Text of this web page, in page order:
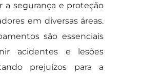
a segurança e proteção
em diversas áreas.
são essenciais
acidentes e lesões
prejuízos para a